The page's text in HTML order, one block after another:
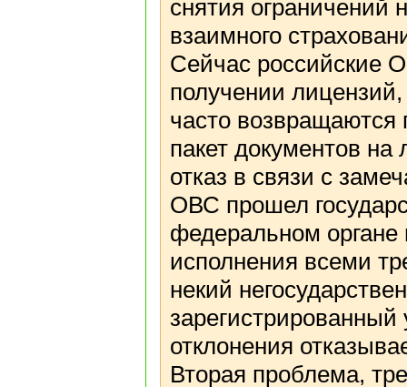
снятия ограничений
взаимного
Сейчас российские
получении
часто
пакет документов на
отказ в связи с
ОВС прошел
федеральном органе
исполнения всеми
некий
зарегистрированный
отклонения
Вторая проблема,